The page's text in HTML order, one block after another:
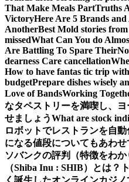
That Make Meals PartTruths
VictoryHere Are 5 Brands
AnotherBest Mold stories
missedWhat Can You do
Are Battling To Spare Their
dearness Care cancellation
How to have fantas tic trip
budgetPrepare dishes wisely
Love of BandsWorking
なタペストリーを満喫し、
せましょうWhat are stock
ロボットでレストランを自動
になる値段についてもあわ
ソバンクの評判（特徴をわか
（Shiba Inu : SHIB）とは？
く誕生したオンラインカジ